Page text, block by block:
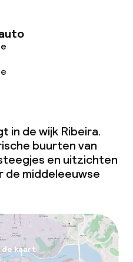
in de wijk Ribeira.
buurten van
en uitzichten
de middeleeuwse
de kaart